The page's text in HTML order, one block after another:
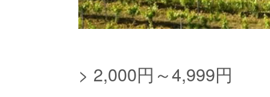
> 2,000円～4,999円